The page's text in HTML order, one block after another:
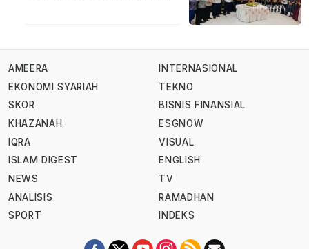
AMEERA
EKONOMI SYARIAH
SKOR
KHAZANAH
IQRA
ISLAM DIGEST
NEWS
ANALISIS
SPORT
INTERNASIONAL
TEKNO
BISNIS FINANSIAL
ESGNOW
VISUAL
ENGLISH
TV
RAMADHAN
INDEKS